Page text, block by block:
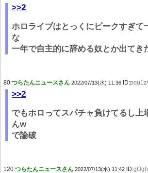
>>2
ホロライブはとっくにピークすぎて
な
一年で自主的に辞める奴とか出てき
80:つらたんニュースさん 2022/07/13(水) 11:36 ID:
>>2
でもホロってスパチャ負けてるし上
んw
で論破
120:つらたんニュースさん 2022/07/13(水) 11:42 ID: